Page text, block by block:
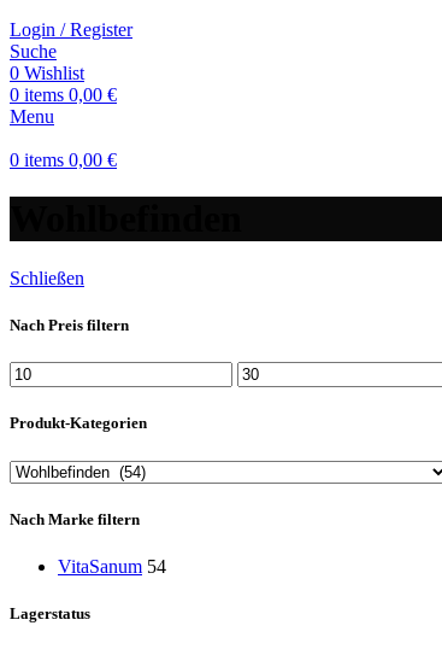
Login / Register
Suche
0 Wishlist
0 items 0,00 €
Menu
0 items 0,00 €
Schließen
Nach Preis filtern
Min.
Preis
Max.
Preis
Produkt-Kategorien
Nach Marke filtern
VitaSanum 54
Lagerstatus